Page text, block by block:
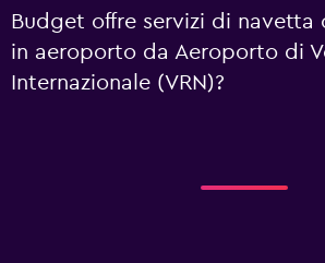
Budget offre servizi di navetta
in aeroporto da Aeroporto di
Internazionale (VRN)?